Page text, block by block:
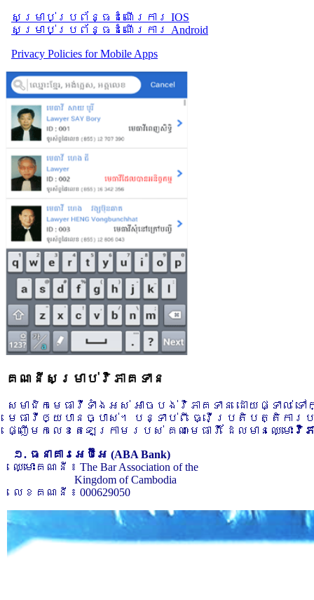
សម្រាប់​ប្រព័ន្ធដំណើរការ IOS
សម្រាប់​ប្រព័ន្ធដំណើរការ Android
Privacy Policies for Mobile Apps
គណនីសម្រាប់វិភាគទាន
សមាជិកមេធាវីទាំងអស់ អាចបង់វិភាគទាន ដោយផ្ទាល់
មេធាវីឲ្យបានច្បាស់។ បន្ទាប់ពី ធ្វើប្រតិបត្តិកា
ផ្ញើមកលេខតេឡេក្រាមរបស់ គណៈមេធាវី ដែលមានឈ្មោះ វិភ
១. ធនាគារអេប៊ីអេ (ABA Bank)
ឈ្មោះគណនី ៖ The Bar Association of the
Kingdom of Cambodia
លេខគណនី ៖ 000629050